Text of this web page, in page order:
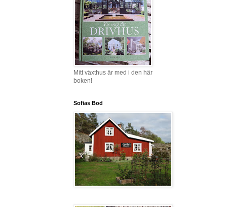
Mitt växthus är med i den här
boken!
Sofias Bod